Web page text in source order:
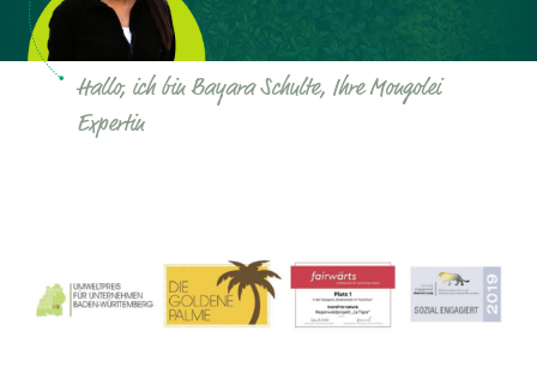
Hallo, ich bin Bayara Schulte, Ihre Mongolei
Expertin